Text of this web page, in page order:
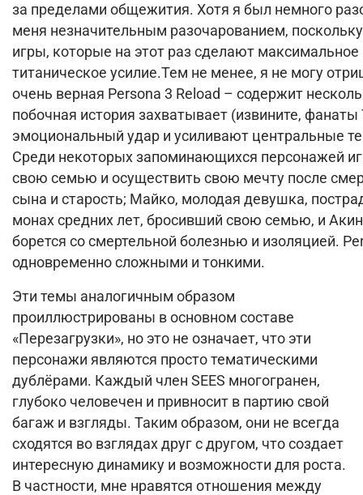
за пределами общежития. Хотя я был немного
меня незначительным разочарованием,
игры, которые на этот раз сделают
титаническое усилие.Тем не менее, я не могу
очень верная Persona 3 Reload – содержит
побочная история захватывает (извините,
эмоциональный удар и усиливают центральные
Среди некоторых запоминающихся персонажей
свою семью и осуществить свою мечту после
сына и старость; Майко, молодая девушка,
монах средних лет, бросивший свою семью, и
борется со смертельной болезнью и изоляцией.
одновременно сложными и тонкими.
Эти темы аналогичным образом
проиллюстрированы в основном составе
«Перезагрузки», но это не означает, что эти
персонажи являются просто тематическими
дублёрами. Каждый член SEES многогранен,
глубоко человечен и привносит в партию свой
багаж и взгляды. Таким образом, они не всегда
сходятся во взглядах друг с другом, что создает
интересную динамику и возможности для роста.
В частности, мне нравятся отношения между